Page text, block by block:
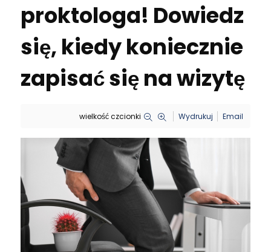
proktologa! Dowiedz
się, kiedy koniecznie
zapisać się na wizytę
wielkość czcionki Wydrukuj Email